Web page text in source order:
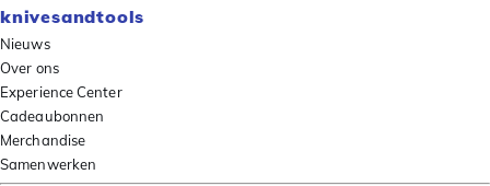
knivesandtools
Nieuws
Over ons
Experience Center
Cadeaubonnen
Merchandise
Samenwerken